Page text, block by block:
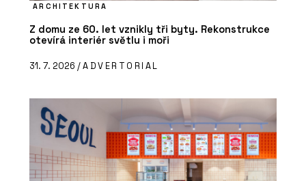
ARCHITEKTURA
Z domu ze 60. let vznikly tři byty. Rekonstrukce
otevírá interiér světlu i moři
31. 7. 2026 /ADVERTORIAL